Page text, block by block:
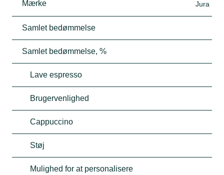
Mærke Jura
Samlet bedømmelse
Samlet bedømmelse, %
Lave espresso
Brugervenlighed
Cappuccino
Støj
Mulighed for at personalisere